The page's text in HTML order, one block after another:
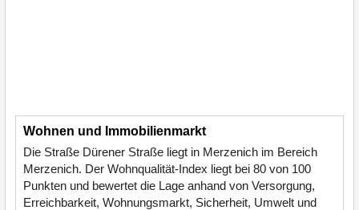
Wohnen und Immobilienmarkt
Die Straße Dürener Straße liegt in Merzenich im Bereich
Merzenich. Der Wohnqualität-Index liegt bei 80 von 100
Punkten und bewertet die Lage anhand von Versorgung,
Erreichbarkeit, Wohnungsmarkt, Sicherheit, Umwelt und